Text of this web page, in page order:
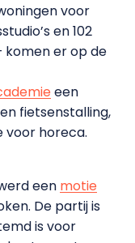
voor
en 102
er op de
een
fietsenstalling,
voor horeca.
een motie
De partij is
is voor